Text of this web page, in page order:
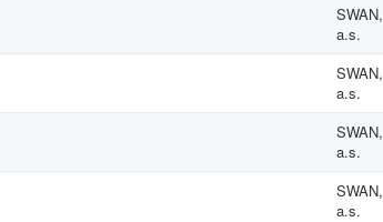
SWAN,
a.s.
SWAN,
a.s.
SWAN,
a.s.
SWAN,
a.s.